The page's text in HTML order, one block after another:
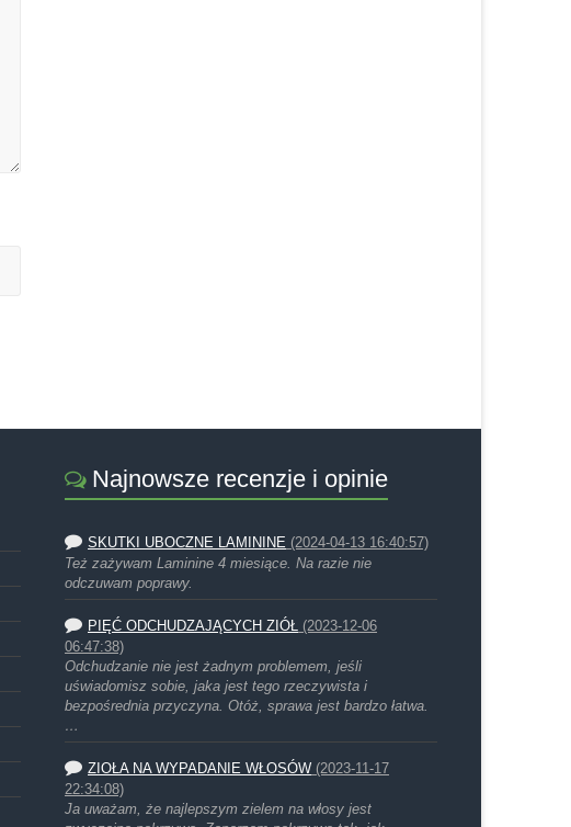
Najnowsze recenzje i opinie
SKUTKI UBOCZNE LAMININE (2024-04-13 16:40:57)
Też zażywam Laminine 4 miesiące. Na razie nie
odczuwam poprawy.
PIĘĆ ODCHUDZAJĄCYCH ZIÓŁ (2023-12-06
06:47:38)
Odchudzanie nie jest żadnym problemem, jeśli
uświadomisz sobie, jaka jest tego rzeczywista i
bezpośrednia przyczyna. Otóż, sprawa jest bardzo łatwa.
…
ZIOŁA NA WYPADANIE WŁOSÓW (2023-11-17
22:34:08)
Ja uważam, że najlepszym zielem na włosy jest